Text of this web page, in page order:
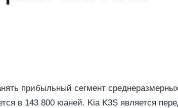
прибыльный сегмент
в 143 800 юаней. Kia K3S является